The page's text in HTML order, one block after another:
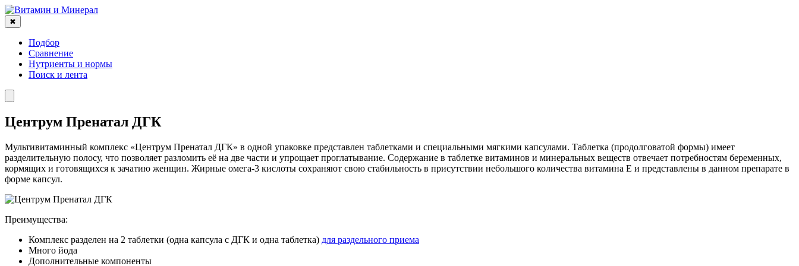
✖
Подбор
Сравнение
Нутриенты и нормы
Поиск и лента
Центрум Пренатал ДГК
Мультивитаминный комплекс «Центрум Пренатал ДГК» в одной упаковке представлен таблетками и специальными мягкими капсулами. Таблетка (продолговатой формы) имеет
разделительную полосу, что позволяет разломить её на две части и упрощает проглатывание. Содержание в таблетке витаминов и минеральных веществ отвечает потребностям беременных,
кормящих и готовящихся к зачатию женщин. Жирные омега-3 кислоты сохраняют свою стабильность в присутствии небольшого количества витамина Е и представлены в данном препарате в
форме капсул.
Преимущества:
Комплекс разделен на 2 таблетки (одна капсула с ДГК и одна таблетка) для раздельного приема
Много йода
Дополнительные компоненты